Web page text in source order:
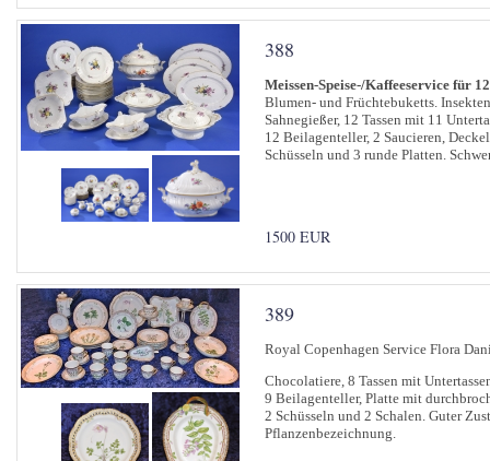
388
Meissen-Speise-/Kaffeeservice für
Blumen- und Früchtebuketts.
Sahnegießer, 12 Tassen mit 11
12 Beilagenteller, 2 Saucieren,
Schüsseln und 3 runde Platten.
1500 EUR
389
Royal Copenhagen Service Flora
Chocolatiere, 8 Tassen mit
9 Beilagenteller, Platte mit
2 Schüsseln und 2 Schalen. Guter
Pflanzenbezeichnung.